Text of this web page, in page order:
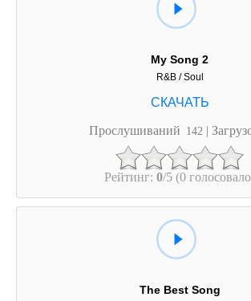
My Song 2
R&B / Soul
Прослушиваний 142 |
Рейтинг: 0/5 (0
The Best Song